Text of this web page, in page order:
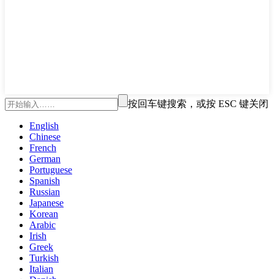
按回车键搜索，或按 ESC 键关闭
English
Chinese
French
German
Portuguese
Spanish
Russian
Japanese
Korean
Arabic
Irish
Greek
Turkish
Italian